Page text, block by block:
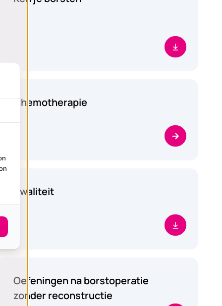
Chemotherapie
Kwaliteit
Oefeningen na borstoperatie
zonder reconstructie